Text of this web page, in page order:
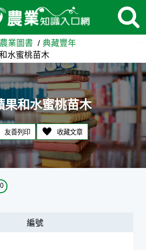
蘋果和水蜜桃苗
農業圖書
典藏豐年
水蜜桃苗木
果和水蜜桃苗木
友善列印 收藏文章
0
編號